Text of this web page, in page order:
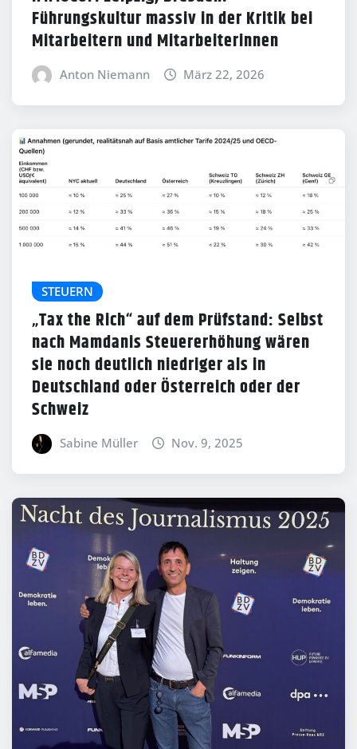
Führungskultur massiv in der Kritik bei
Mitarbeitern und Mitarbeiterinnen
Anton Niemann März 22, 2026
STEUERN
„Tax the Rich“ auf dem Prüfstand: Selbst
nach Mamdanis Steuererhöhung wären
sie noch deutlich niedriger als in
Deutschland oder Österreich oder der
Schweiz
Sabine Müller Nov. 9, 2025